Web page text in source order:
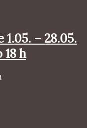
– 28.05.
18 h